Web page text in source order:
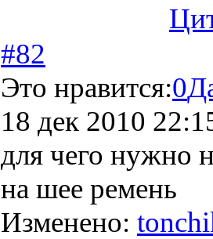
#82
Это нравится:0
18 дек 2010
для чего нужно
на шее ремень
Изменено: